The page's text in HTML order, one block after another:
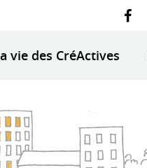
vie des CréActives